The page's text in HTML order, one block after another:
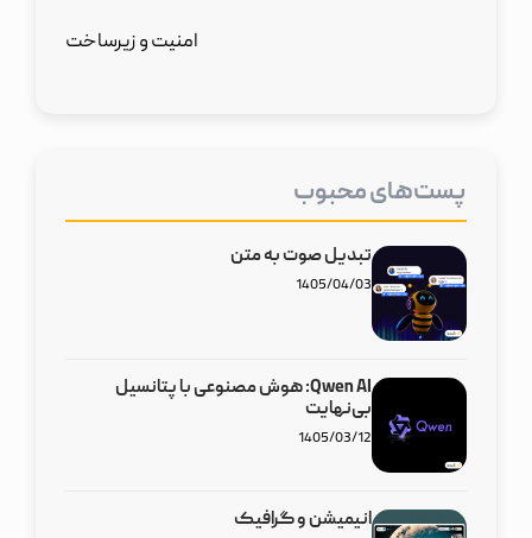
امنیت و زیرساخت
پست‌های محبوب
تبدیل صوت به متن
1405/04/03
Qwen AI: هوش مصنوعی با پتانسیل
بی‌نهایت
1405/03/12
انیمیشن و گرافیک